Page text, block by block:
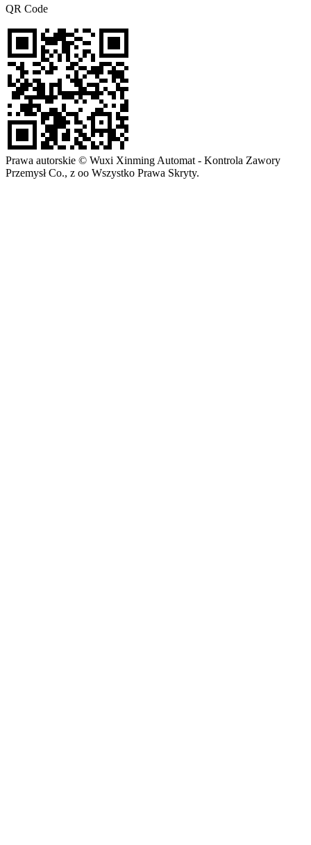
QR Code
Prawa autorskie © Wuxi Xinming Automat - Kontrola Zawory
Przemysł Co., z oo Wszystko Prawa Skryty.